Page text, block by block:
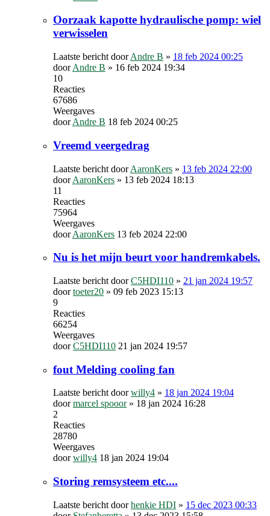
Oorzaak kapotte hydraulische pomp: wiel
verwisselen
Laatste bericht doorAndre B » 18 feb 2024 00:25
doorAndre B » 16 feb 2024 19:34
10
Reacties
67686
Weergaves
doorAndre B 18 feb 2024 00:25
Vreemd veergedrag
Laatste bericht doorAaronKers » 13 feb 2024 22:00
doorAaronKers » 13 feb 2024 18:13
11
Reacties
75964
Weergaves
doorAaronKers 13 feb 2024 22:00
Nu is het mijn beurt voor handremkabels.
Laatste bericht doorC5HDI110 » 21 jan 2024 19:57
doortoeter20 » 09 feb 2023 15:13
9
Reacties
66254
Weergaves
doorC5HDI110 21 jan 2024 19:57
fout Melding cooling fan
Laatste bericht doorwilly4 » 18 jan 2024 19:04
doormarcel spooor» 18 jan 2024 16:28
2
Reacties
28780
Weergaves
doorwilly4 18 jan 2024 19:04
Storing remsysteem etc....
Laatste bericht doorhenkie HDI » 15 dec 2023 00:33